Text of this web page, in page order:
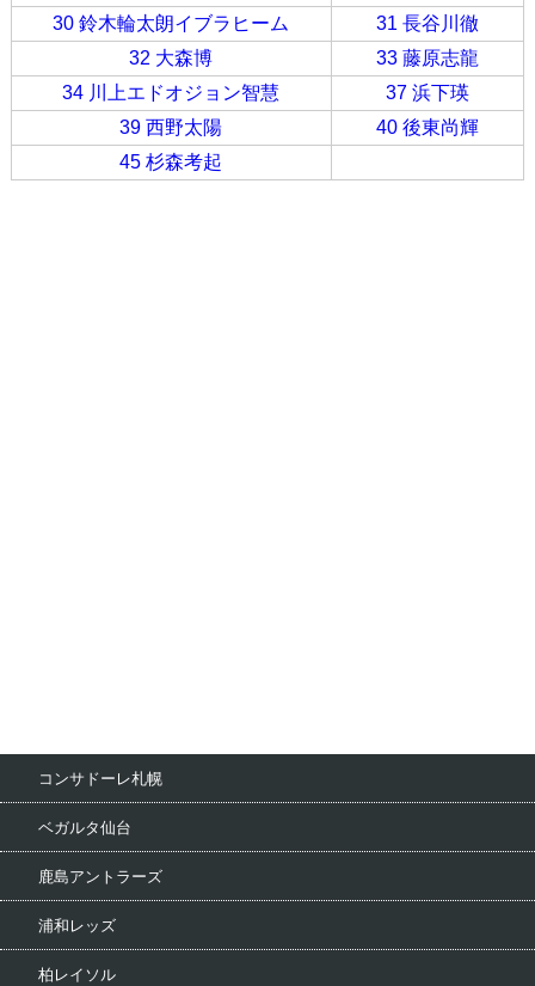
30 鈴木輪太朗イブラヒーム
31 長谷川徹
32 大森博
33 藤原志龍
34 川上エドオジョン智慧
37 浜下瑛
39 西野太陽
40 後東尚輝
45 杉森考起
コンサドーレ札幌
ベガルタ仙台
鹿島アントラーズ
浦和レッズ
柏レイソル